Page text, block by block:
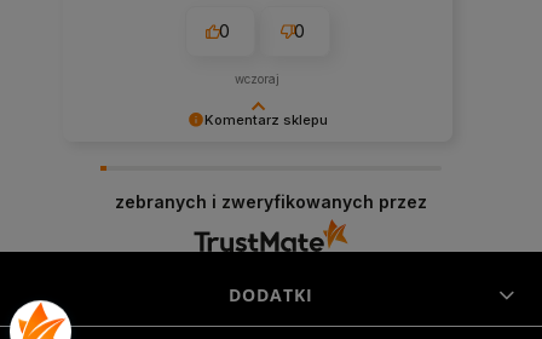
Komentarz sklepu
ostatnie nasze spotkanie :)
0 0
wczoraj
zebranych i zweryfikowanych przez
DODATKI